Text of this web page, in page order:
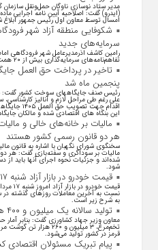
مدیر ستاد نوسازی ناوگان حمل‌ونقل
امسال توسط معاون اول رئیس جمهور ابلاغ
شکوفایی منطقه آزاد شهر
سرمایه‌های جدید
رامین کاشف اذرمدیرعامل شهر فرودگاهی
تفاهم‌نامه‌های سرمایه‌گذاری بیش از ۲۰ همت در این مجموعه خبر داد.
تاخیر در پرداخت حق العمل
پنجمین ماه شد
علی رغم طی مراحل لازم و آنالیز کارشناسی،
اقدام جهت
این بنگاه های اقتصادی شده و مالکان
مالیات بر خانه‌های خالی و
هر دو قانون رسمی کشور هستند
سخنگوی شورای نگهبان با اشاره به قانون
مالیات بر سوداگری و سفته‌بازی گفت: هر دو
شده‌اند و جزئیات نحوه اجرای آنها باید
شود.
قیمت خودرو در بازار آزاد شنبه ۱۷ مرداد
قیمت
نسبت به آخرین معاملات روز‌های گذشته
به شرح زیر است.
تولید سالانه یک میلیون و ۴۰۰ هزار تن تخم مرغ در کشور
قرمز در کشور تولید می‌شود.
پیام تبریک مسئولان اقتصادی